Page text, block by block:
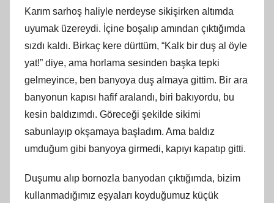
Karım sarhoş haliyle nerdeyse sikişirken altımda
uyumak üzereydi. İçine boşalıp amından çıktığımda
sızdı kaldı. Birkaç kere dürttüm, “Kalk bir duş al öyle
yat!” diye, ama horlama sesinden başka tepki
gelmeyince, ben banyoya duş almaya gittim. Bir ara
banyonun kapısı hafif aralandı, biri bakıyordu, bu
kesin baldızımdı. Göreceği şekilde sikimi
sabunlayıp okşamaya başladım. Ama baldız
umduğum gibi banyoya girmedi, kapıyı kapatıp gitti.
Duşumu alıp bornozla banyodan çıktığımda, bizim
kullanmadığımız eşyaları koyduğumuz küçük